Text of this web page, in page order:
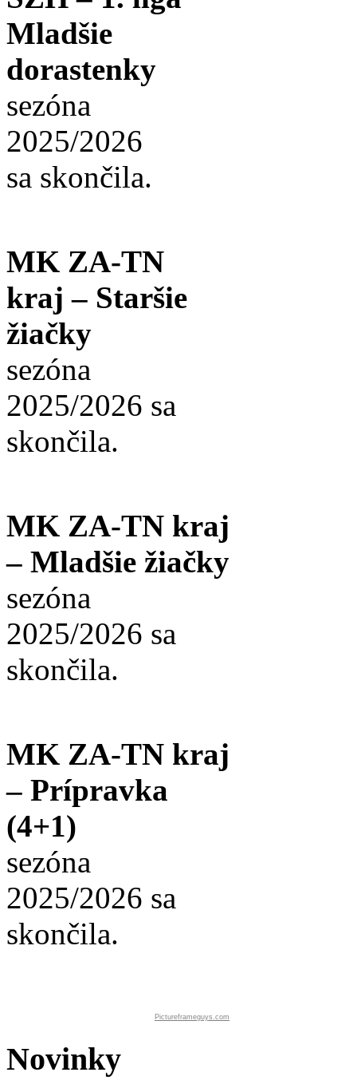
Mladšie
dorastenky
sezóna
2025/2026
sa skončila.
MK ZA-TN
kraj – Staršie
žiačky
sezóna
2025/2026 sa
skončila.
MK ZA-TN kraj
– Mladšie žiačky
sezóna
2025/2026 sa
skončila.
MK ZA-TN kraj
– Prípravka
(4+1)
sezóna
2025/2026 sa
skončila.
Pictureframeguys.com
Novinky